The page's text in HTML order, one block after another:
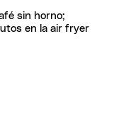
sin horno;
en la air fryer